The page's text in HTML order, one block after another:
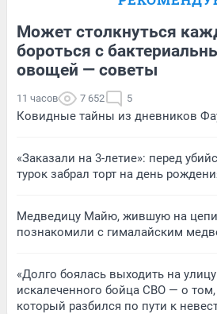
Может столкнуться
бороться с
овощей — советы
11 часов 7 652 5
Ковидные тайны из дневников
«Заказали на 3-летие»: перед
турок забрал торт на день
Медведицу Майю, жившую на
познакомили с гималайским
«Долго боялась выходить на
искалеченного бойца СВО — о
который разбился по пути к